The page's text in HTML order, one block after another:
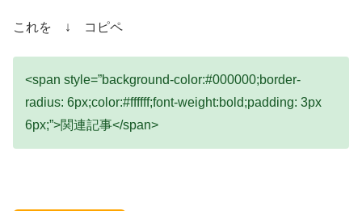
これを ↓ コピペ
<span style=”background-color:#000000;border-
radius: 6px;color:#ffffff;font-weight:bold;padding: 3px
6px;”>関連記事</span>